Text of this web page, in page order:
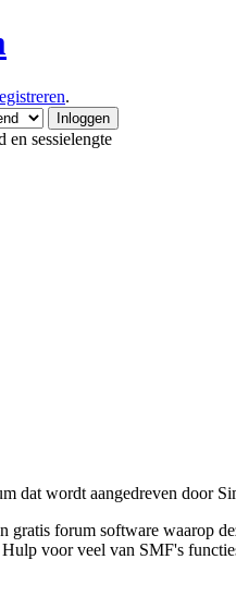
.
sessielengte
dat wordt aangedreven door
gratis forum software waarop
voor veel van SMF's